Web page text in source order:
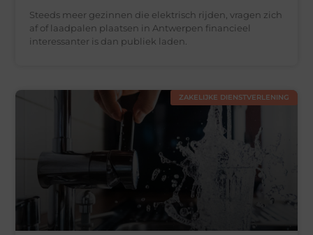
Steeds meer gezinnen die elektrisch rijden, vragen zich
af of laadpalen plaatsen in Antwerpen financieel
interessanter is dan publiek laden.
ZAKELIJKE DIENSTVERLENING